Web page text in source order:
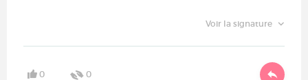
Voir la signature
0 0